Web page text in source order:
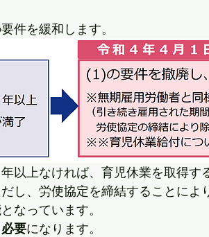
件を緩和します。
以上なければ、育児休業を取得す
し、労使協定を締結することによ
なっています。
要になります。